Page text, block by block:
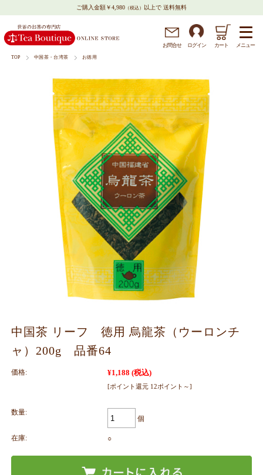
ご購入金額￥4,980 （税込） 以上で 送料無料
お問合せ ログイン カート メニュー
TOP 中国茶・台湾茶 お徳用
中国茶 リーフ 徳用 烏龍茶（ウーロンチ
ャ）200g 品番64
価格: ¥1,188 (税込)
[ポイント還元 12ポイント～]
数量:
個
在庫: ○